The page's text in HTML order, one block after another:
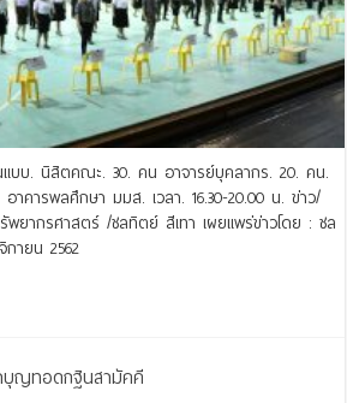
บบ. นิสิตคณะ. 30. คน อาจารย์บุคลากร. 20. คน.
คารพลศึกษา มมส. เวลา. 16.30-20.00 น. ข่าว/
ากรศาสตร์ /ชลทิตย์ สีเทา เผยแพร่ข่าวโดย : ชล
ายน 2562
บุญทอดกฐินสามัคคี